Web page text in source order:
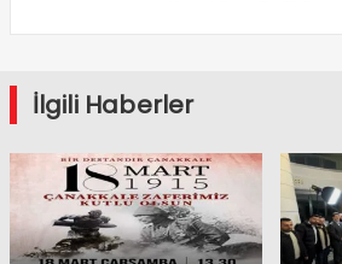
İlgili Haberler